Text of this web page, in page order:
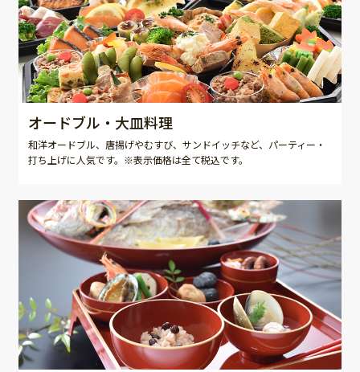
オードブル・大皿料理
和洋オードブル、唐揚げやむすび、サンドイッチなど、パーティー・
打ち上げに人気です。※表示価格は全て税込です。